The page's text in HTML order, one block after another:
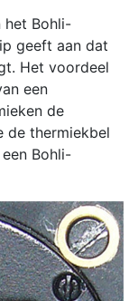
het Bohli-
geeft aan dat
Het voordeel
een
de
de thermiekbel
Bohli-